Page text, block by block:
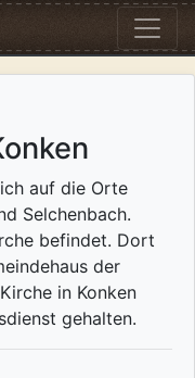
auf die Orte
Selchenbach.
befindet. Dort
der
in Konken
gehalten.